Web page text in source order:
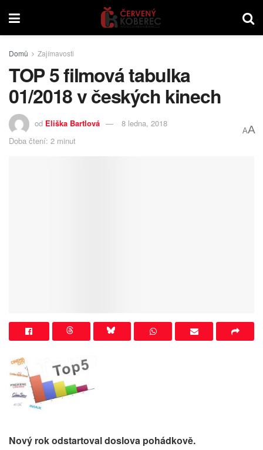
Domů Zajímavosti
TOP 5 filmová tabulka
01/2018 v českých kinech
od Eliška Bartlová
8 ledna, 2018
Doba čtení: 2 minut
AA
Nový rok odstartoval doslova pohádkově.